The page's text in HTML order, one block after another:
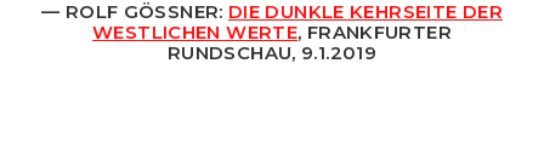
ROLF GÖSSNER: DIE DUNKLE KEHRSEITE DER
WESTLICHEN WERTE, FRANKFURTER
RUNDSCHAU, 9.1.2019